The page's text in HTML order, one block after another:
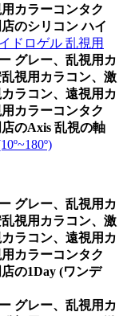
カラーコンタク
のシリコン ハイ
ドロゲル 乱視用
グレー、乱視用カ
視用カラコン、激
ラコン、遠視用カ
カラーコンタク
のAxis 乱視の軸
グレー、乱視用カ
視用カラコン、激
ラコン、遠視用カ
カラーコンタク
の1Day (ワンデ
グレー、乱視用カ